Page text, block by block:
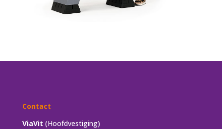
Contact
ViaVit (Hoofdvestiging)